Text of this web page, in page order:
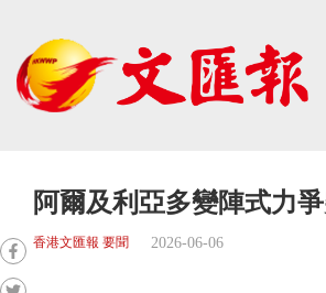
阿爾及利亞多變陣式力
香港文匯報 要聞 2026-06-06